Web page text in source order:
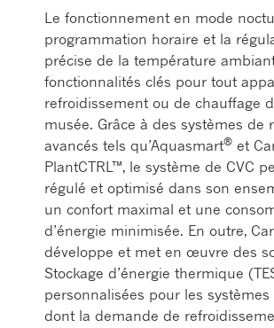
Le fonctionnement en mode
programmation horaire et la
précise de la température
fonctionnalités clés pour tout
refroidissement ou de chauffage
musée. Grâce à des systèmes de
avancés tels qu’Aquasmart® et
PlantCTRL™, le système de CVC
régulé et optimisé dans son
un confort maximal et une
d’énergie minimisée. En outre,
développe et met en œuvre des
Stockage d’énergie thermique
personnalisées pour les systèmes
dont la demande de